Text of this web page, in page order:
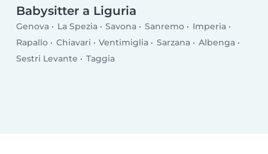
Babysitter a Liguria
Genova La Spezia Savona Sanremo
Imperia
Rapallo
Chiavari Ventimiglia Sarzana
Albenga
Sestri Levante
Taggia